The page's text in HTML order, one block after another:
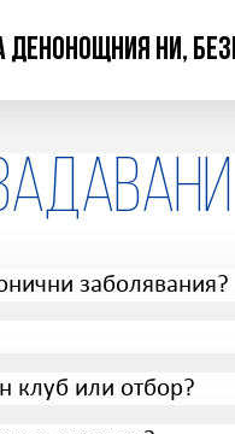
ни,
заболявания?
клуб или отбор?